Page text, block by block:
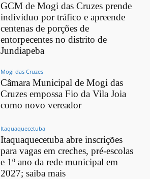
GCM de Mogi das Cruzes prende
indivíduo por tráfico e apreende
centenas de porções de
entorpecentes no distrito de
Jundiapeba
Mogi das Cruzes
Câmara Municipal de Mogi das
Cruzes empossa Fio da Vila Joia
como novo vereador
Itaquaquecetuba
Itaquaquecetuba abre inscrições
para vagas em creches, pré-escolas
e 1º ano da rede municipal em
2027; saiba mais